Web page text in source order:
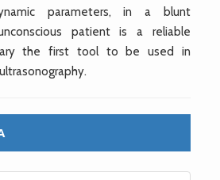
parameters, in a blunt
patient is a reliable
the first tool to be used in